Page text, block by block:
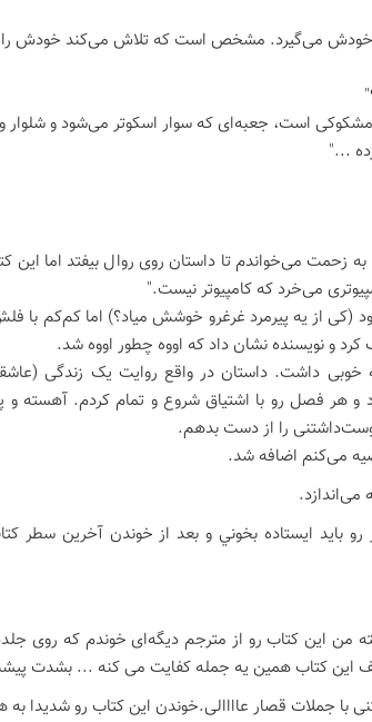
خودش می‌گیرد. مشخص است که تلاش می‌کند خودش را
مشکوکی است، جعبه‌ای که سوار اسکوتر می‌شود و شلوار
..."
زحمت می‌خواندم تا داستان روی روال بیفتد اما
می‌خرد که کامپیوتر نیست."
اول اعصاب خردکن بود (کی از یه پیرمرد غرغرو خوشش میاد؟) اما
و نویسنده نشان داد که اووه چطور اووه شد.
داشت. داستان در واقع روایت یک زندگی
فصل رو با اشتیاق شروع و تمام کردم. آهسته و
را از دست بدهم.
می‌کنم اضافه شد.
می‌اندازد.
بايد ايستاده بخوني و بعد از خوندن آخرين سطر
من این کتاب رو از مترجم دیگه‌ای خوندم که
این کتاب همین یه جمله کفایت می کنه ... بشدت
با جملات قصار عاااالی.خوندن این کتاب رو شدیدا به